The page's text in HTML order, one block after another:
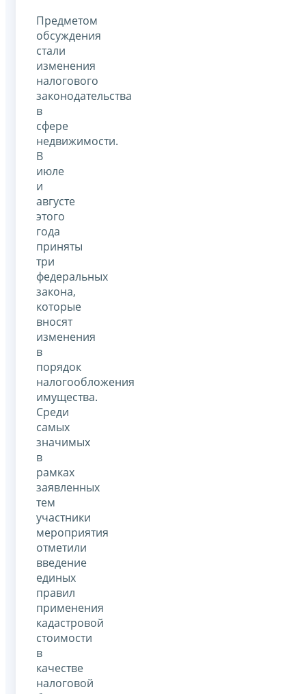
Предметом
обсуждения
стали
изменения
налогового
законодательства
в
сфере
недвижимости.
В
июле
и
августе
этого
года
приняты
три
федеральных
закона,
которые
вносят
изменения
в
порядок
налогообложения
имущества.
Среди
самых
значимых
в
рамках
заявленных
тем
участники
мероприятия
отметили
введение
единых
правил
применения
кадастровой
стоимости
в
качестве
налоговой